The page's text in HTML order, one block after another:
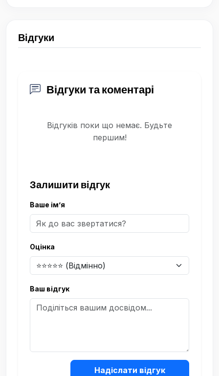
Відгуки
Відгуки та коментарі
Відгуків поки що немає. Будьте
першим!
Залишити відгук
Ваше ім’я
Оцінка
Ваш відгук
Надіслати відгук